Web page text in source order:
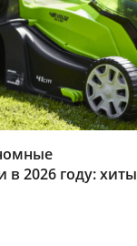
в 2026 году: хиты